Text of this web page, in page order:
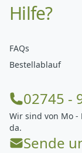
Hilfe?
FAQs
Bestellablauf
02745 -
Wir sind von Mo -
da.
Sende